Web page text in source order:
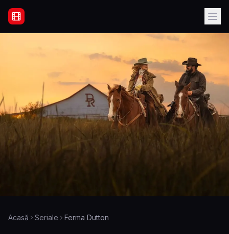
Filme Online Subtitrate - Acasă
Acasă Seriale Ferma Dutton